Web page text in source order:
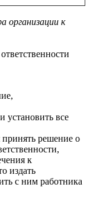
организации к
установить все
принять решение о
к
издать
с ним работника